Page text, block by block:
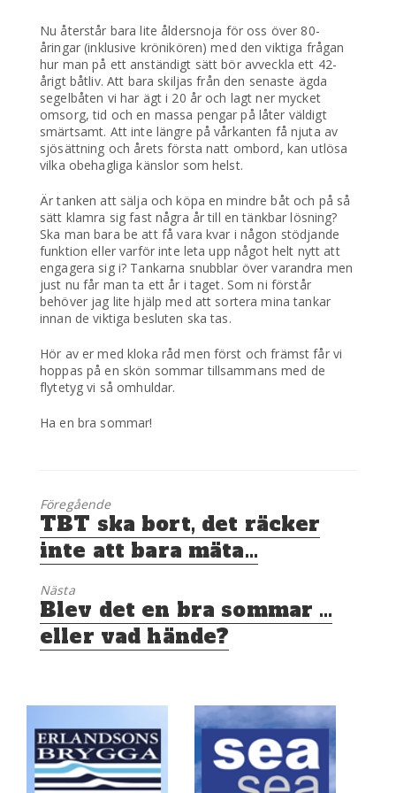
Nu återstår bara lite åldersnoja för oss över 80-
åringar (inklusive krönikören) med den viktiga frågan
hur man på ett anständigt sätt bör avveckla ett 42-
årigt båtliv. Att bara skiljas från den senaste ägda
segelbåten vi har ägt i 20 år och lagt ner mycket
omsorg, tid och en massa pengar på låter väldigt
smärtsamt. Att inte längre på vårkanten få njuta av
sjösättning och årets första natt ombord, kan utlösa
vilka obehagliga känslor som helst.
Är tanken att sälja och köpa en mindre båt och på så
sätt klamra sig fast några år till en tänkbar lösning?
Ska man bara be att få vara kvar i någon stödjande
funktion eller varför inte leta upp något helt nytt att
engagera sig i? Tankarna snubblar över varandra men
just nu får man ta ett år i taget. Som ni förstår
behöver jag lite hjälp med att sortera mina tankar
innan de viktiga besluten ska tas.
Hör av er med kloka råd men först och främst får vi
hoppas på en skön sommar tillsammans med de
flytetyg vi så omhuldar.
Ha en bra sommar!
Föregående
Föregående
inlägg:
TBT ska bort, det räcker
inte att bara mäta…
Nästa
Nästa
inlägg:
Blev det en bra sommar …
eller vad hände?